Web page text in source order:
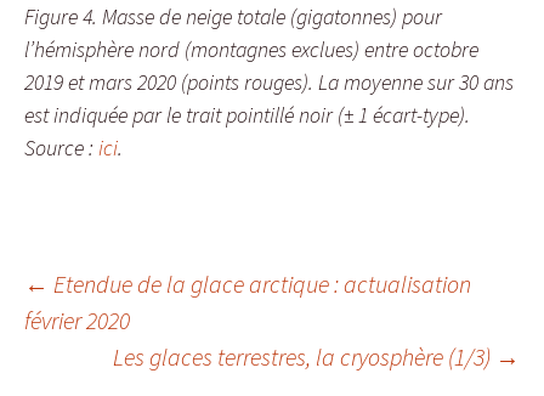
Figure 4. Masse de neige totale (gigatonnes) pour
l’hémisphère nord (montagnes exclues) entre octobre
2019 et mars 2020 (points rouges). La moyenne sur 30 ans
est indiquée par le trait pointillé noir (± 1 écart-type).
Source : ici.
Navigation
← Etendue de la glace arctique : actualisation
février 2020
Les glaces terrestres, la cryosphère (1/3) →